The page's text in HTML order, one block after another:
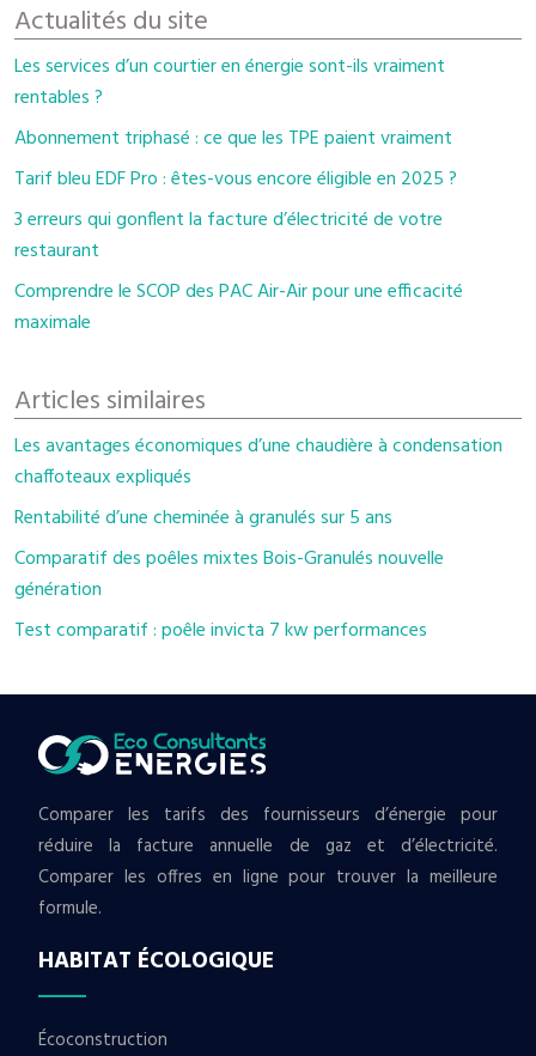
Actualités du site
Les services d’un courtier en énergie sont-ils vraiment
rentables ?
Abonnement triphasé : ce que les TPE paient vraiment
Tarif bleu EDF Pro : êtes-vous encore éligible en 2025 ?
3 erreurs qui gonflent la facture d’électricité de votre
restaurant
Comprendre le SCOP des PAC Air-Air pour une efficacité
maximale
Articles similaires
Les avantages économiques d’une chaudière à condensation
chaffoteaux expliqués
Rentabilité d’une cheminée à granulés sur 5 ans
Comparatif des poêles mixtes Bois-Granulés nouvelle
génération
Test comparatif : poêle invicta 7 kw performances
Comparer les tarifs des fournisseurs d’énergie pour
réduire la facture annuelle de gaz et d’électricité.
Comparer les offres en ligne pour trouver la meilleure
formule.
HABITAT ÉCOLOGIQUE
Écoconstruction